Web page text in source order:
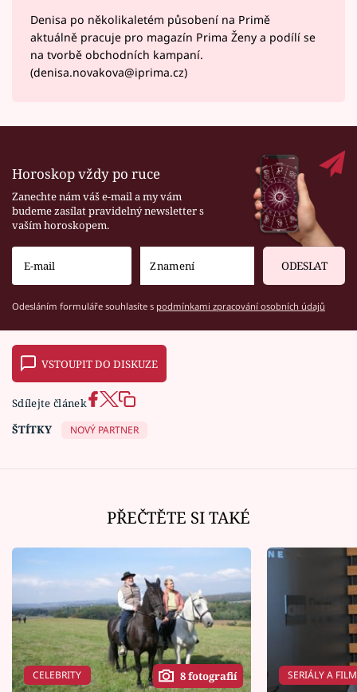
Denisa po několikaletém působení na Primě
aktuálně pracuje pro magazín Prima Ženy a podílí se
na tvorbě obchodních kampaní.
(denisa.novakova@iprima.cz)
Horoskop vždy po ruce
Zanechte nám váš e-mail a my vám
budeme zasílat pravidelný newsletter s
vaším horoskopem.
ODESLAT
Odesláním formuláře souhlasíte s podmínkami zpracování osobních údajů
VSTOUPIT DO DISKUZE
Sdílejte článek
ŠTÍTKY
NOVÝ PARTNER
PŘEČTĚTE SI TAKÉ
CELEBRITY 8 fotografií SERIÁLY A